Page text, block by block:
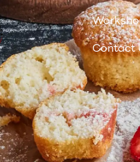
Contact